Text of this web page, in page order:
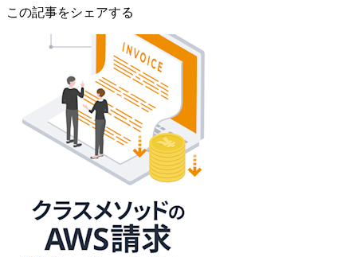
この記事をシェアする